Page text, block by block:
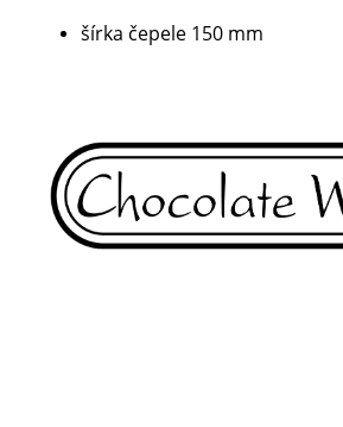
šírka čepele 150 mm